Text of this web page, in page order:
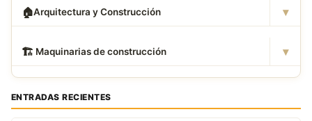
🏠Arquitectura y Construcción ▾
🏗 ️ Maquinarias de construcción ▾
ENTRADAS RECIENTES